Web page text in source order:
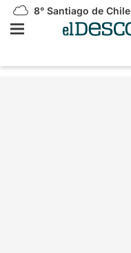
8° Santiago de Chile